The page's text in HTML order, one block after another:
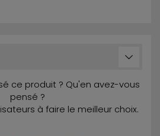
ce produit ? Qu'en avez-vous
pensé ?
à faire le meilleur choix.